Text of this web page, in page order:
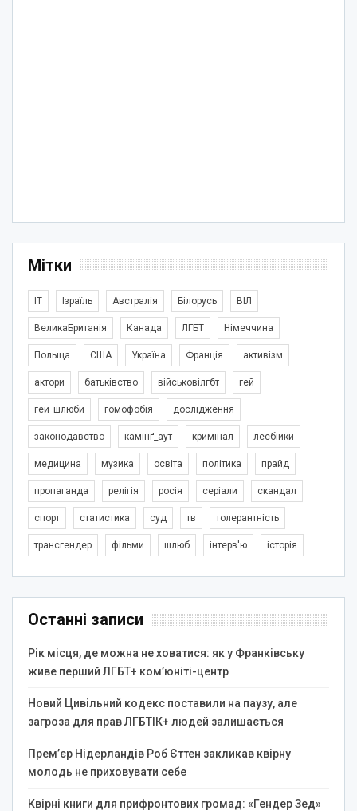
Мітки
IT Ізраїль Австралія Білорусь ВІЛ
ВеликаБританія Канада ЛГБТ Німеччина
Польща США Україна Франція активізм
актори батьківство військовілгбт гей
гей_шлюби гомофобія дослідження
законодавство камінґ_аут кримінал лесбійки
медицина музика освіта політика прайд
пропаганда релігія росія серіали скандал
спорт статистика суд тв толерантність
трансгендер фільми шлюб інтерв'ю історія
Останні записи
Рік місця, де можна не ховатися: як у Франківську
живе перший ЛГБТ+ ком’юніті-центр
Новий Цивільний кодекс поставили на паузу, але
загроза для прав ЛГБТІК+ людей залишається
Прем’єр Нідерландів Роб Єттен закликав квірну
молодь не приховувати себе
Квірні книги для прифронтових громад: «Гендер Зед»